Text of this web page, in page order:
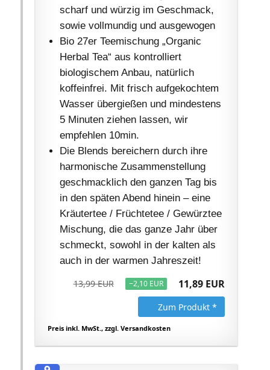
scharf und würzig im Geschmack,
sowie vollmundig und ausgewogen
Bio 27er Teemischung „Organic
Herbal Tea“ aus kontrolliert
biologischem Anbau, natürlich
koffeinfrei. Mit frisch aufgekochtem
Wasser übergießen und mindestens
5 Minuten ziehen lassen, wir
empfehlen 10min.
Die Blends bereichern durch ihre
harmonische Zusammenstellung
geschmacklich den ganzen Tag bis
in den späten Abend hinein – eine
Kräutertee / Früchtetee / Gewürztee
Mischung, die das ganze Jahr über
schmeckt, sowohl in der kalten als
auch in der warmen Jahreszeit!
13,99 EUR −2,10 EUR 11,89 EUR
Zum Produkt *
Preis inkl. MwSt., zzgl. Versandkosten